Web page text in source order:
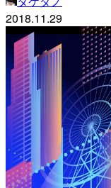
2018.11.29